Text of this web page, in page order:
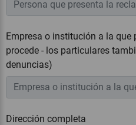
Empresa o institución a la que
procede - los particulares
denuncias)
Dirección completa